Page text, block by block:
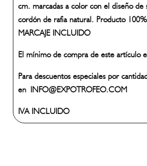
cm. marcadas a color con el diseño
cordón de rafia natural. Producto
MARCAJE INCLUIDO
El mínimo de compra de este artículo
Para descuentos especiales por
en INFO@EXPOTROFEO.COM
IVA INCLUIDO